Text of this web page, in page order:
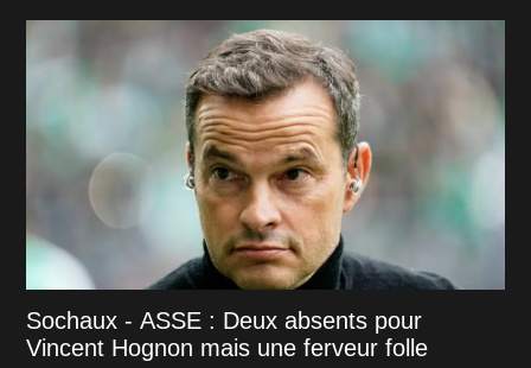
Sochaux - ASSE : Deux absents pour
Vincent Hognon mais une ferveur folle